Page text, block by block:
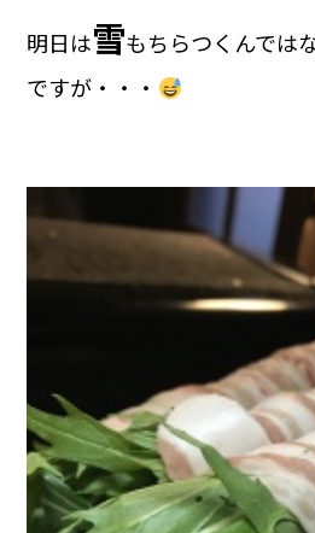
明日は雪もちらつくんでは
ですが・・・